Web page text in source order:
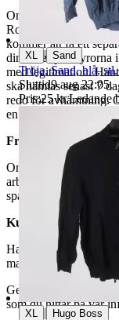
Om du väljer
Ropsten, Kolargatan
kommer att få ett
din order på Myrorna
med legitimation.
ska hämtas senast 7
redo för avhämtning.
en avgift på 84 kr
Frakt
Om du har valt frakt
arbetsdagar. När din
spårningsnummer av
Kundservice
Har du frågor eller
mail:
Genom att buda på
som du hittar på vår
XL | Sand
Tröja, Sand, blå,
Sluttid9 aug 22:05.
Pris:25 kr,Ledande
XL | Hugo Boss